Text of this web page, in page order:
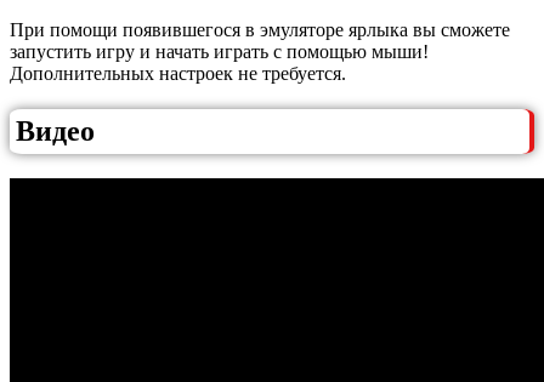
При помощи появившегося в эмуляторе ярлыка вы сможете
запустить игру и начать играть с помощью мыши!
Дополнительных настроек не требуется.
Видео